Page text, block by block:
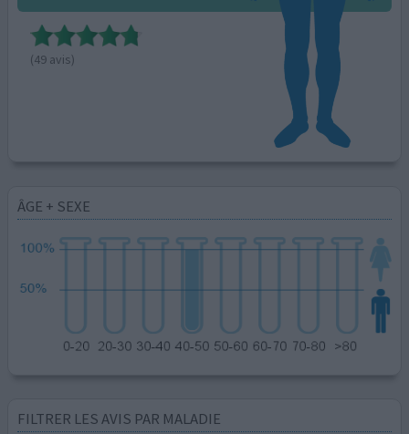
(49 avis)
ÂGE + SEXE
FILTRER LES AVIS PAR MALADIE